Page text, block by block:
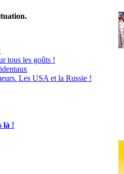
tous les goûts !
Les USA et la Russie !
là !